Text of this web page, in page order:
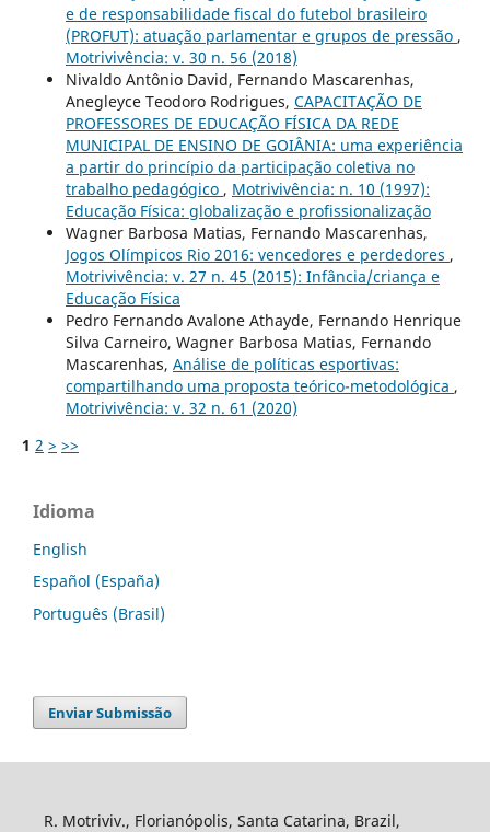
e de responsabilidade fiscal do futebol brasileiro
(PROFUT): atuação parlamentar e grupos de pressão ,
Motrivivência: v. 30 n. 56 (2018)
Nivaldo Antônio David, Fernando Mascarenhas,
Anegleyce Teodoro Rodrigues, CAPACITAÇÃO DE
PROFESSORES DE EDUCAÇÃO FÍSICA DA REDE
MUNICIPAL DE ENSINO DE GOIÂNIA: uma experiência
a partir do princípio da participação coletiva no
trabalho pedagógico , Motrivivência: n. 10 (1997):
Educação Física: globalização e profissionalização
Wagner Barbosa Matias, Fernando Mascarenhas,
Jogos Olímpicos Rio 2016: vencedores e perdedores ,
Motrivivência: v. 27 n. 45 (2015): Infância/criança e
Educação Física
Pedro Fernando Avalone Athayde, Fernando Henrique
Silva Carneiro, Wagner Barbosa Matias, Fernando
Mascarenhas, Análise de políticas esportivas:
compartilhando uma proposta teórico-metodológica ,
Motrivivência: v. 32 n. 61 (2020)
1 2 > >>
Idioma
English
Español (España)
Português (Brasil)
Enviar Submissão
R. Motriviv., Florianópolis, Santa Catarina, Brazil,